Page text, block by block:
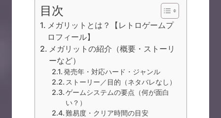
目次
メガリットとは？【レトロゲームプ
ロフィール】
メガリットの紹介（概要・ストーリ
ーなど）
発売年・対応ハード・ジャンル
ストーリー／目的（ネタバレなし）
ゲームシステムの要点（何が面白
い？）
難易度・クリア時間の目安